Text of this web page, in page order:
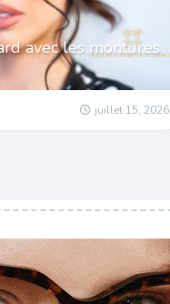
avec les montures
juillet 15, 2026